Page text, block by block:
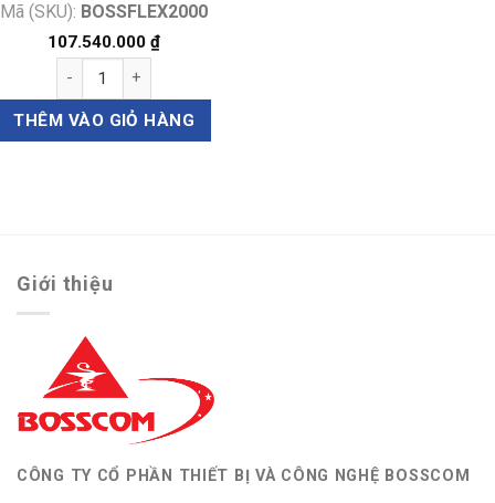
Mã (SKU): BOSSFLEX2000
107.540.000₫
Bộ xử lý BOSSMED BOSSFLEX2000 số lượng
THÊM VÀO GIỎ HÀNG
Giới thiệu
CÔNG TY CỔ PHẦN THIẾT BỊ VÀ CÔNG NGHỆ BOSSCOM